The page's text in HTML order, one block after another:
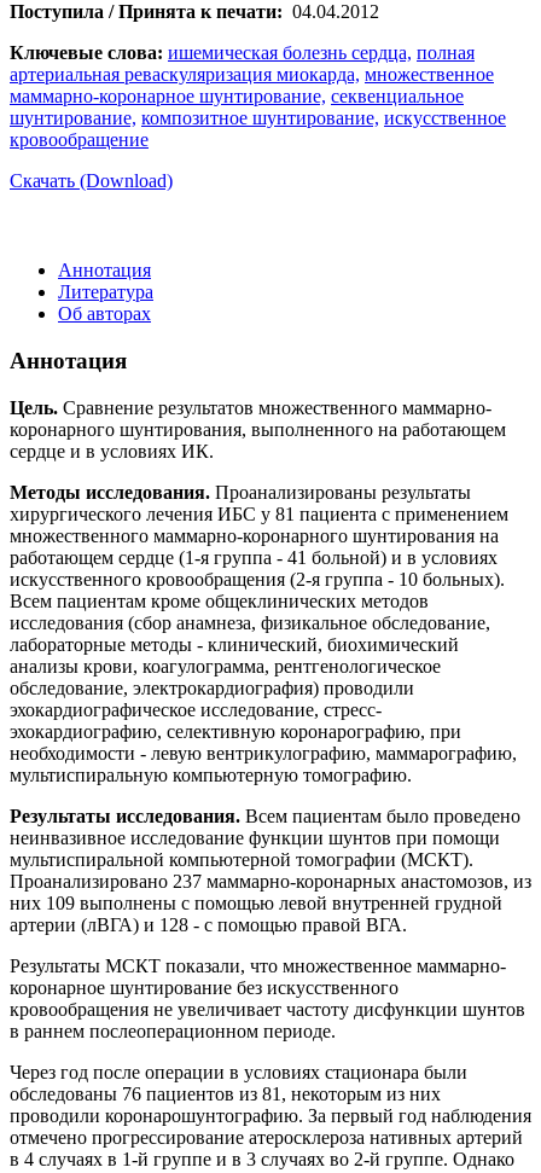
Поступила / Принята к печати: 04.04.2012
Ключевые слова: ишемическая болезнь сердца, полная
артериальная реваскуляризация миокарда, множественное
маммарно-коронарное шунтирование, секвенциальное
шунтирование, композитное шунтирование, искусственное
кровообращение
Скачать (Download)
Аннотация
Литература
Об авторах
Аннотация
Цель. Сравнение результатов множественного маммарно-
коронарного шунтирования, выполненного на работающем
сердце и в условиях ИК.
Методы исследования. Проанализированы результаты
хирургического лечения ИБС у 81 пациента с применением
множественного маммарно-коронарного шунтирования на
работающем сердце (1-я группа - 41 больной) и в условиях
искусственного кровообращения (2-я группа - 10 больных).
Всем пациентам кроме общеклинических методов
исследования (сбор анамнеза, физикальное обследование,
лабораторные методы - клинический, биохимический
анализы крови, коагулограмма, рентгенологическое
обследование, электрокардиография) проводили
эхокардиографическое исследование, стресс-
эхокардиографию, селективную коронарографию, при
необходимости - левую вентрикулографию, маммарографию,
мультиспиральную компьютерную томографию.
Результаты исследования. Всем пациентам было проведено
неинвазивное исследование функции шунтов при помощи
мультиспиральной компьютерной томографии (МСКТ).
Проанализировано 237 маммарно-коронарных анастомозов, из
них 109 выполнены с помощью левой внутренней грудной
артерии (лВГА) и 128 - с помощью правой ВГА.
Результаты МСКТ показали, что множественное маммарно-
коронарное шунтирование без искусственного
кровообращения не увеличивает частоту дисфункции шунтов
в раннем послеоперационном периоде.
Через год после операции в условиях стационара были
обследованы 76 пациентов из 81, некоторым из них
проводили коронарошунтографию. За первый год наблюдения
отмечено прогрессирование атеросклероза нативных артерий
в 4 случаях в 1-й группе и в 3 случаях во 2-й группе. Однако